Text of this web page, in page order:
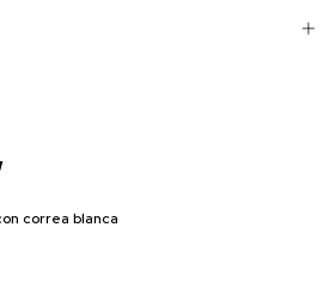
correa blanca